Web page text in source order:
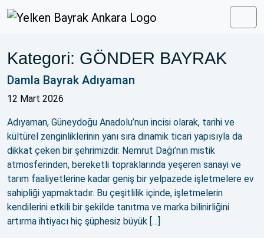
Skip to content
Skip to footer
Kategori: GÖNDER BAYRAK
Damla Bayrak Adıyaman
12 Mart 2026
Adıyaman, Güneydoğu Anadolu’nun incisi olarak, tarihi ve
kültürel zenginliklerinin yanı sıra dinamik ticari yapısıyla da
dikkat çeken bir şehrimizdir. Nemrut Dağı’nın mistik
atmosferinden, bereketli topraklarında yeşeren sanayi ve
tarım faaliyetlerine kadar geniş bir yelpazede işletmelere ev
sahipliği yapmaktadır. Bu çeşitlilik içinde, işletmelerin
kendilerini etkili bir şekilde tanıtma ve marka bilinirliğini
artırma ihtiyacı hiç şüphesiz büyük […]